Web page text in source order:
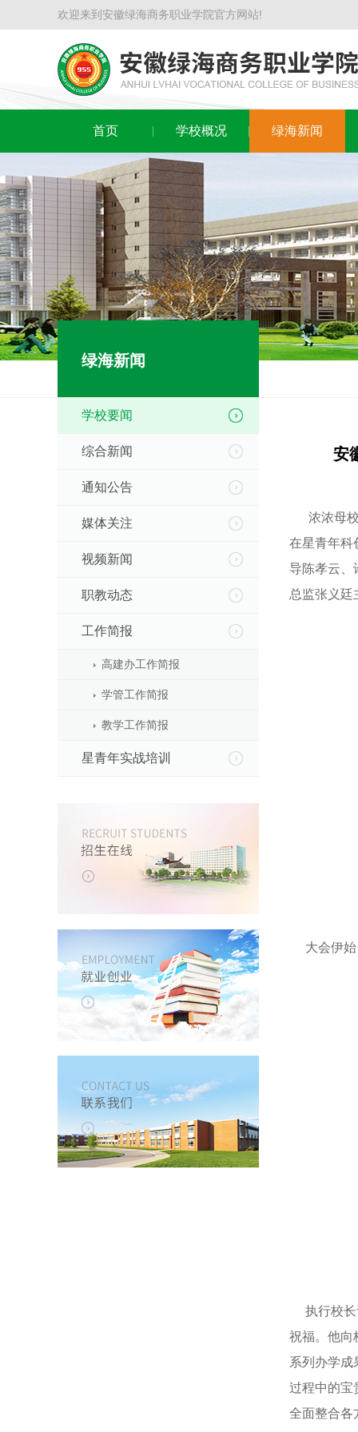
欢迎来到安徽绿海商务职业学院官方网站!
首页 学校概况 绿海新闻
绿海新闻
学校要闻
综合新闻
通知公告
媒体关注
视频新闻
职教动态
工作简报
高建办工作简报
学管工作简报
教学工作简报
星青年实战培训
安
浓浓母校
在星青年科
导陈孝云、
总监张义廷
大会伊始
执行校长
祝福。他向
系列办学成
过程中的宝
全面整合各